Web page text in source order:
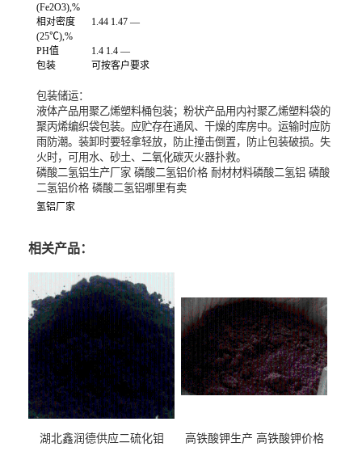
(Fe2O3),%
相对密度
(25℃),%
1.44 1.47 —
PH值
1.4 1.4 —
包装
可按客户要求
包装储运：
液体产品用聚乙烯塑料桶包装；粉状产品用内衬聚乙烯塑料袋的
聚丙烯编织袋包装。应贮存在通风、干燥的库房中。运输时应防
雨防潮。装卸时要轻拿轻放，防止撞击倒置，防止包装破损。失
火时，可用水、砂土、二氧化碳灭火器扑救。
磷酸二氢铝生产厂家 磷酸二氢铝价格 耐材材料磷酸二氢铝 磷酸
二氢铝价格 磷酸二氢铝哪里有卖
氢铝厂家
相关产品：
湖北鑫润德供应二硫化钼 高铁酸钾生产 高铁酸钾价格